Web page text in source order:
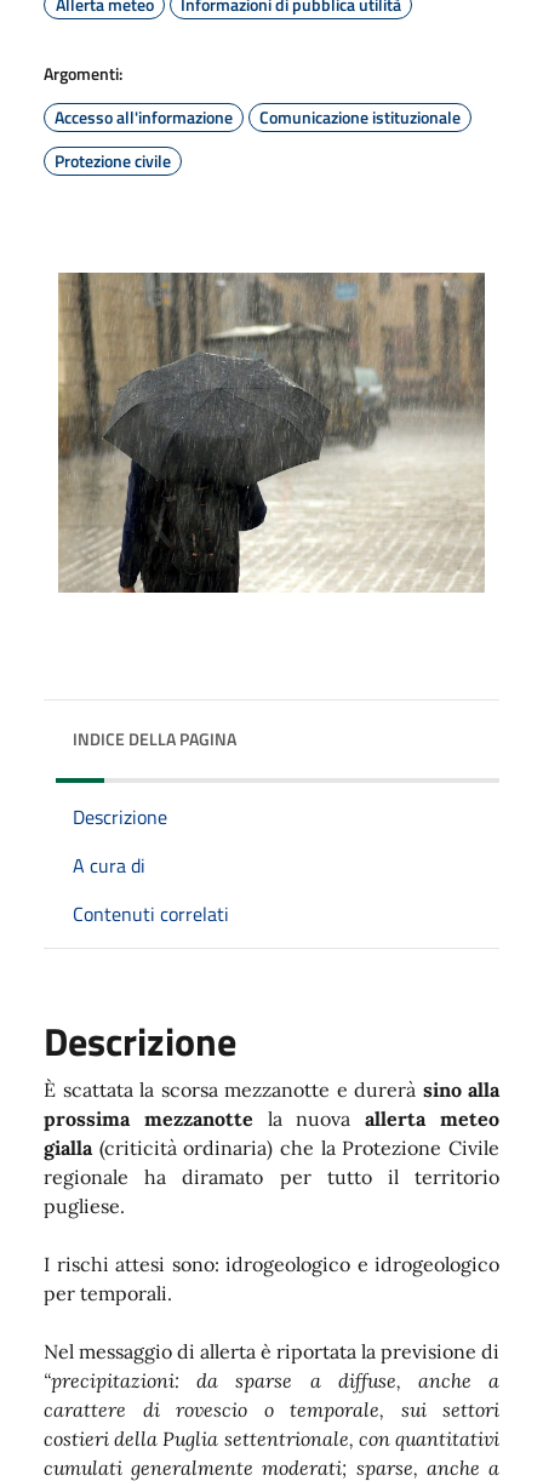
Argomenti:
Accesso all'informazione
Comunicazione istituzionale
Protezione civile
INDICE DELLA PAGINA
Descrizione
A cura di
Contenuti correlati
Descrizione
È scattata la scorsa mezzanotte e durerà sino alla
prossima mezzanotte la nuovaallerta meteo
gialla (criticità ordinaria) che la Protezione Civile
regionale ha diramato per tutto il territorio
pugliese.
I rischi attesi sono: idrogeologico e idrogeologico
per temporali.
Nel messaggio di allerta è riportata la previsione di
“precipitazioni: da sparse a diffuse, anche a
carattere di rovescio o temporale, sui settori
costieri della Puglia settentrionale, con quantitativi
cumulati generalmente moderati; sparse, anche a